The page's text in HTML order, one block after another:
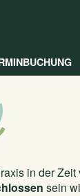
in der Zeit
sein